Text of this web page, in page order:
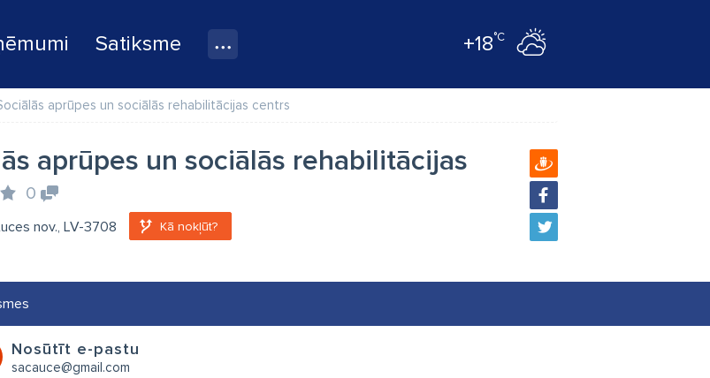
Satiksme +18°C
aprūpes un sociālās rehabilitācijas centrs
aprūpes un sociālās rehabilitācijas
0
nov., LV-3708 Kā nokļūt?
Nosūtīt e-pastu
sacauce@gmail.com